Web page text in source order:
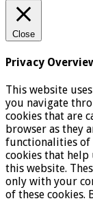
Close
Privacy
This website
you navigate
cookies that are
browser as they
functionalities of
cookies that help
this website.
only with your
of these cookies.